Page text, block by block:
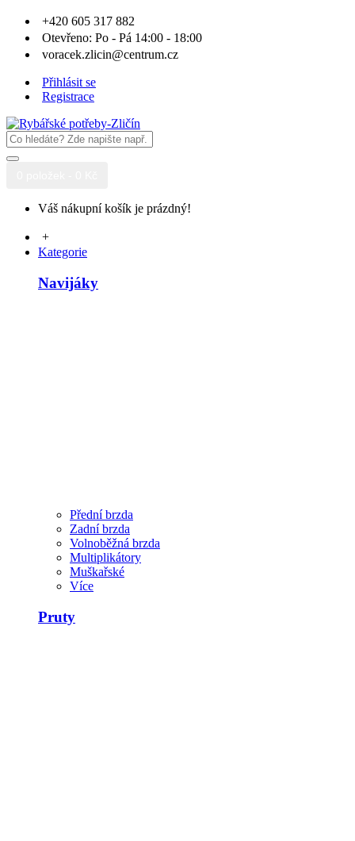
+420 605 317 882
Otevřeno: Po - Pá 14:00 - 18:00
voracek.zlicin@centrum.cz
Přihlásit se
Registrace
Váš nákupní košík je prázdný!
+
Kategorie
Navijáky
Přední brzda
Zadní brzda
Volnoběžná brzda
Multiplikátory
Muškařské
Více
Pruty